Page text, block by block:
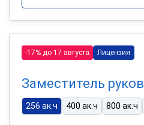
-17% до 17 августа Лицензия
Заместитель
256 ак.ч 400 ак.ч 800 ак.ч